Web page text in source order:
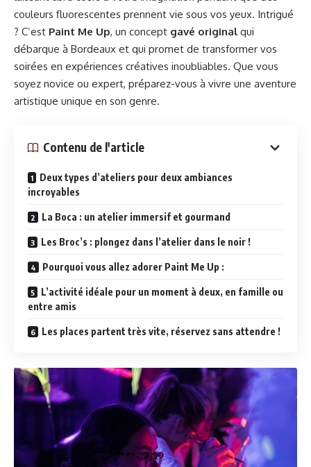
couleurs fluorescentes prennent vie sous vos yeux. Intrigué
? C’est Paint Me Up, un concept gavé original qui
débarque à Bordeaux et qui promet de transformer vos
soirées en expériences créatives inoubliables. Que vous
soyez novice ou expert, préparez-vous à vivre une aventure
artistique unique en son genre.
Contenu de l'article
Deux types d’ateliers pour deux ambiances
incroyables
La Boca : un atelier immersif et gourmand
Les Broc’s : plongez dans l’atelier dans le noir !
Pourquoi vous allez adorer Paint Me Up :
L’activité idéale pour un moment à deux, en famille ou
entre amis
Les places partent très vite, réservez sans attendre !